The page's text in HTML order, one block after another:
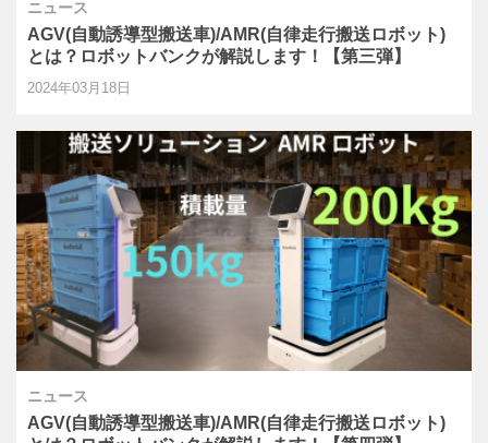
ニュース
AGV(自動誘導型搬送車)/AMR(自律走行搬送ロボット)
とは？ロボットバンクが解説します！【第三弾】
2024年03月18日
ニュース
AGV(自動誘導型搬送車)/AMR(自律走行搬送ロボット)